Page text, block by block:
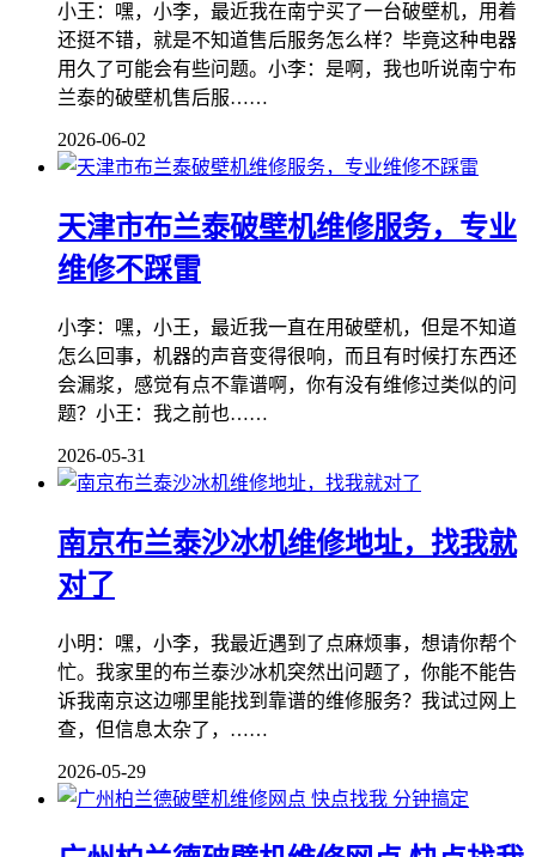
小王：嘿，小李，最近我在南宁买了一台破壁机，用着
还挺不错，就是不知道售后服务怎么样？毕竟这种电器
用久了可能会有些问题。小李：是啊，我也听说南宁布
兰泰的破壁机售后服……
2026-06-02
天津市布兰泰破壁机维修服务，专业
维修不踩雷
小李：嘿，小王，最近我一直在用破壁机，但是不知道
怎么回事，机器的声音变得很响，而且有时候打东西还
会漏浆，感觉有点不靠谱啊，你有没有维修过类似的问
题？小王：我之前也……
2026-05-31
南京布兰泰沙冰机维修地址，找我就
对了
小明：嘿，小李，我最近遇到了点麻烦事，想请你帮个
忙。我家里的布兰泰沙冰机突然出问题了，你能不能告
诉我南京这边哪里能找到靠谱的维修服务？我试过网上
查，但信息太杂了，……
2026-05-29